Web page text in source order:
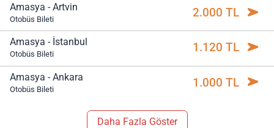
Amasya - Artvin
Otobüs Bileti 2.000 TL
Amasya - İstanbul
Otobüs Bileti 1.120 TL
Amasya - Ankara
Otobüs Bileti 1.000 TL
Daha Fazla Göster